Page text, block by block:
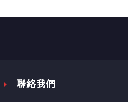

 聯絡我們